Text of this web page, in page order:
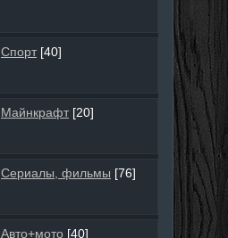
Спорт [40]
Майнкрафт [20]
Сериалы, фильмы [76]
Авто+мото [40]